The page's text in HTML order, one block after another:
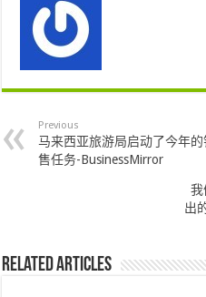
Previous
马来西亚旅游局启动了今年的
售任务-BusinessMirror
我
出
Related Articles